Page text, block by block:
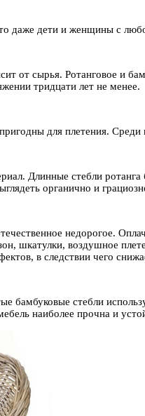
даже дети и женщины с
от сырья. Ротанговое и
тридцати лет не менее.
для плетения.
Длинные стебли
органично и
недорогое.
шкатулки, воздушное
в следствии чего
бамбуковые стебли
наиболее прочна и